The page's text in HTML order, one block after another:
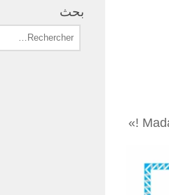
بحث
Rechercher :